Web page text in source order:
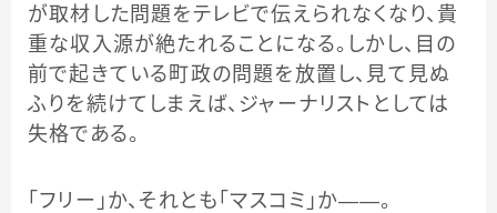
が取材した問題をテレビで伝えられなくなり、貴
重な収入源が絶たれることになる。しかし、目の
前で起きている町政の問題を放置し、見て見ぬ
ふりを続けてしまえば、ジャーナリストとしては
失格である。
「フリー」か、それとも「マスコミ」か――。